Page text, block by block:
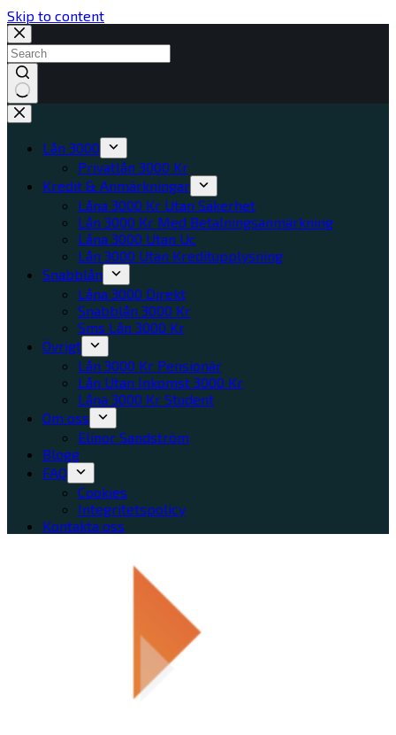
Skip to content
No
results
Lån 3000
Privatlån 3000 Kr
Kredit & Anmärkningar
Låna 3000 Kr Utan Säkerhet
Lån 3000 Kr Med Betalningsanmärkning
Låna 3000 Utan Uc
Lån 3000 Utan Kreditupplysning
Snabblån
Låna 3000 Direkt
Snabblån 3000 Kr
Sms Lån 3000 Kr
Övrigt
Lån 3000 Kr Pensionär
Lån Utan Inkomst 3000 Kr
Låna 3000 Kr Student
Om oss
Elinor Sandström
Blogg
FAQ
Cookies
Integritetspolicy
Kontakta oss